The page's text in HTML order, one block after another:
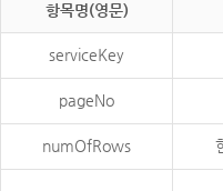
항목명(영문)
serviceKey
pageNo
numOfRows